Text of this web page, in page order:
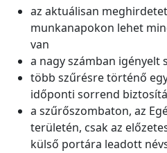
az aktuálisan
munkanapokon lehet
van
a nagy számban igényelt
több szűrésre történő
időponti sorrend
a szűrőszombaton, az
területén, csak az
külső portára leadott